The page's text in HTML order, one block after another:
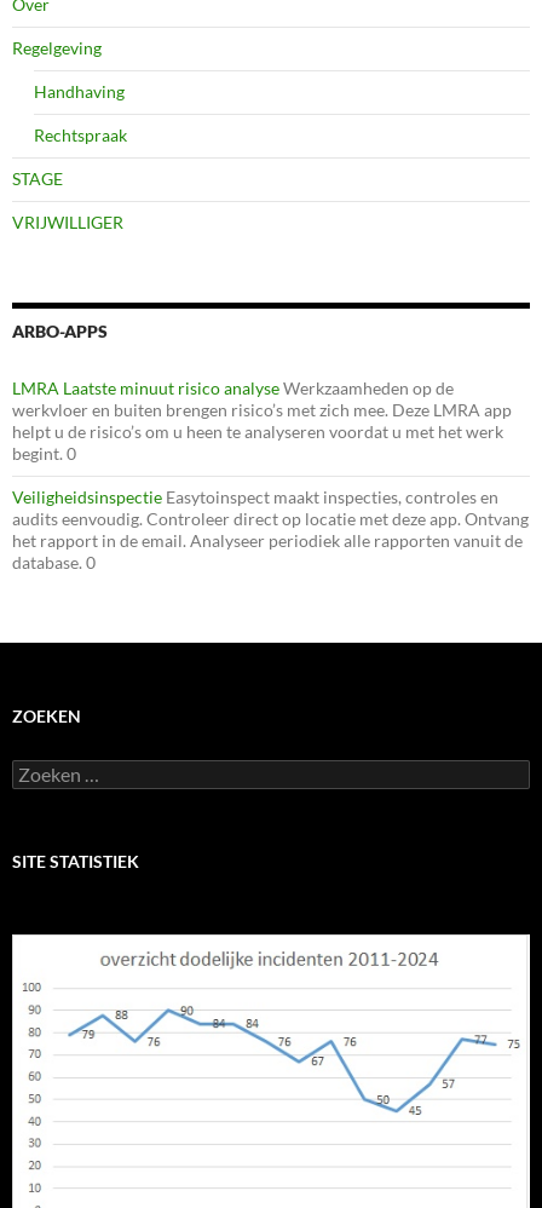
Regelgeving
Handhaving
Rechtspraak
STAGE
VRIJWILLIGER
ARBO-APPS
LMRA Laatste minuut risico analyseWerkzaamheden op de
werkvloer en buiten brengen risico’s met zich mee. Deze LMRA app
helpt u de risico’s om u heen te analyseren voordat u met het werk
begint. 0
Veiligheidsinspectie Easytoinspect maakt inspecties, controles en
audits eenvoudig. Controleer direct op locatie met deze app. Ontvang
het rapport in de email. Analyseer periodiek alle rapporten vanuit de
database. 0
ZOEKEN
Zoeken
naar:
SITE STATISTIEK